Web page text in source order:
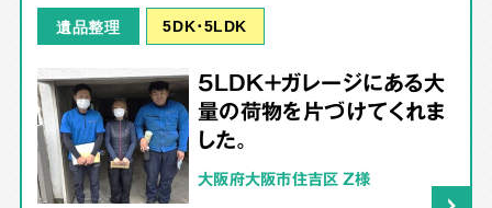
遺品整理 5DK･5LDK
5LDK＋ガレージにある大
量の荷物を片づけてくれま
した。
大阪府大阪市住吉区 Z様